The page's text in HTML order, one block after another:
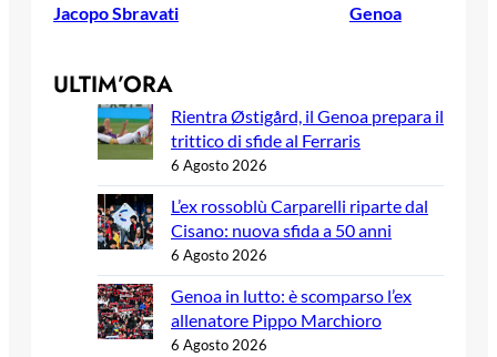
Jacopo Sbravati
Genoa
ULTIM’ORA
Rientra Østigård, il Genoa prepara il
trittico di sfide al Ferraris
6 Agosto 2026
L’ex rossoblù Carparelli riparte dal
Cisano: nuova sfida a 50 anni
6 Agosto 2026
Genoa in lutto: è scomparso l’ex
allenatore Pippo Marchioro
6 Agosto 2026